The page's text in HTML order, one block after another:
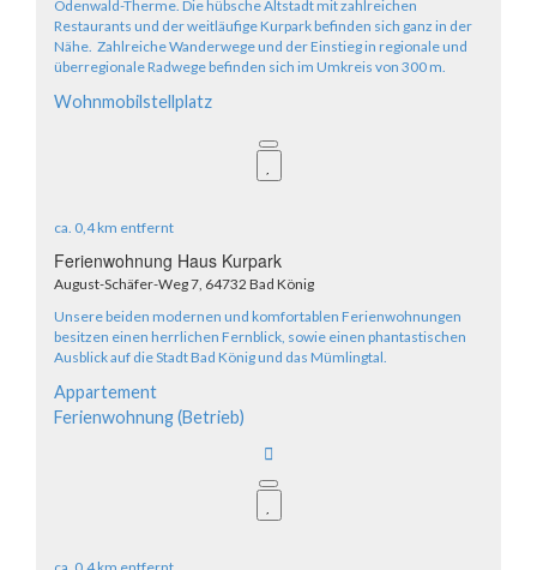
Odenwald-Therme. Die hübsche Altstadt mit zahlreichen
Restaurants und der weitläufige Kurpark befinden sich ganz in der
Nähe. Zahlreiche Wanderwege und der Einstieg in regionale und
überregionale Radwege befinden sich im Umkreis von 300 m.
Wohnmobilstellplatz
ca. 0,4 km entfernt
Ferienwohnung Haus Kurpark
August-Schäfer-Weg 7, 64732 Bad König
Unsere beiden modernen und komfortablen Ferienwohnungen
besitzen einen herrlichen Fernblick, sowie einen phantastischen
Ausblick auf die Stadt Bad König und das Mümlingtal.
Appartement
Ferienwohnung (Betrieb)